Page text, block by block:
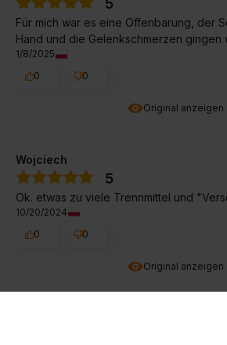
Original anzeigen
5
Für mich war es eine Offenbarung, der
Hand und die Gelenkschmerzen gingen
1/8/2025
0
0
Original anzeigen
Wojciech
5
Ok. etwas zu viele Trennmittel und
10/20/2024
0
0